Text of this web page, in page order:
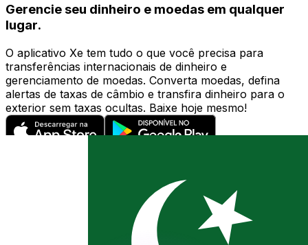
Gerencie seu dinheiro e moedas em qualquer
lugar.
O aplicativo Xe tem tudo o que você precisa para
transferências internacionais de dinheiro e
gerenciamento de moedas. Converta moedas, defina
alertas de taxas de câmbio e transfira dinheiro para o
exterior sem taxas ocultas. Baixe hoje mesmo!